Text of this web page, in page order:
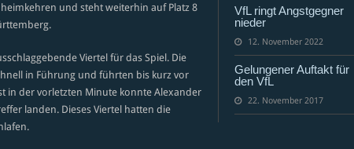
VfL ringt Angstgegner
nieder
12. November 2022
Gelungener Auftakt für
den VfL
22. November 2017
und steht weiterhin auf Platz 8
Viertel für das Spiel. Die
in Führung und führten bis kurz vor
in der vorletzten Minute konnte Alexander
landen. Dieses Viertel hatten die